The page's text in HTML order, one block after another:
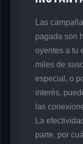
Las
pagada son
oyentes a tu
miles de
especial, o
interés,
las
La
parte, por